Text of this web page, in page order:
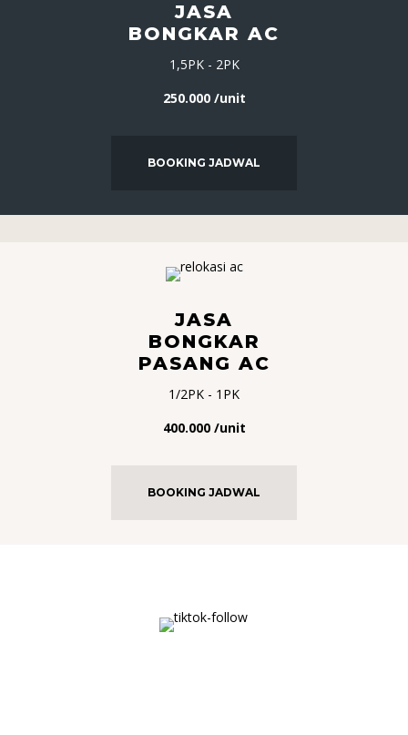
JASA
BONGKAR AC
1,5PK - 2PK
250.000 /unit
BOOKING JADWAL
JASA
BONGKAR
PASANG AC
1/2PK - 1PK
400.000 /unit
BOOKING JADWAL